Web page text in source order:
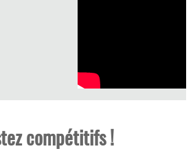
compétitifs !